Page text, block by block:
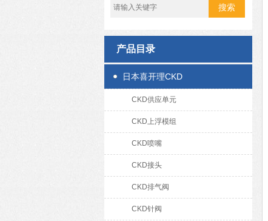
产品目录
日本喜开理CKD
CKD供应单元
CKD上浮模组
CKD喷嘴
CKD接头
CKD排气阀
CKD针阀